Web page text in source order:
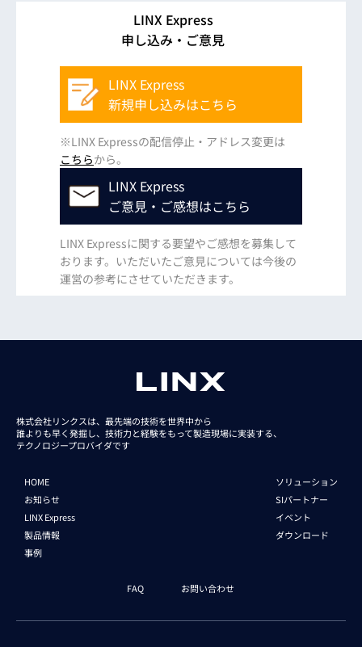
LINX Express
申し込み・ご意見
LINX Express
新規申し込みはこちら
※LINX Expressの配信停止・アドレス変更は
こちらから。
LINX Express
ご意見・ご感想はこちら
LINX Expressに関する要望やご感想を募集して
おります。いただいたご意見については今後の
運営の参考にさせていただきます。
株式会社リンクスは、最先端の技術を世界中から
誰よりも早く発掘し、技術力と経験をもって製造現場に実装する、
テクノロジープロバイダです
HOME
お知らせ
LINX Express
製品情報
事例
ソリューション
SIパートナー
イベント
ダウンロード
FAQ お問い合わせ